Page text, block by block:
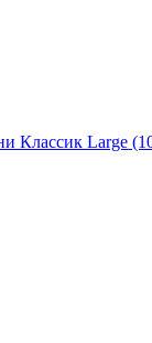
Классик Large